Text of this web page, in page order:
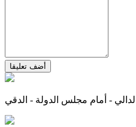
أضف تعليقا